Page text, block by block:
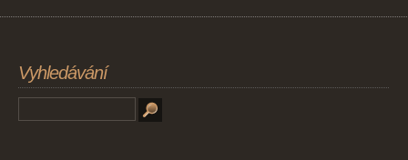
Vyhledávání